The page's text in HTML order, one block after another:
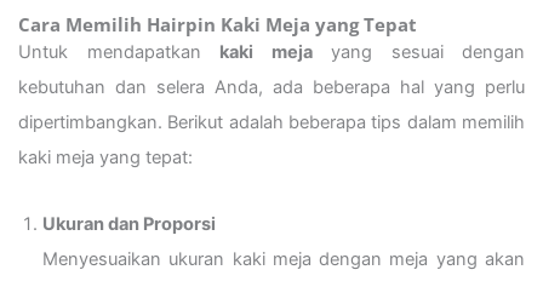
Cara Memilih Hairpin Kaki Meja yang Tepat
Untuk mendapatkan kaki mejayang sesuai dengan
kebutuhan dan selera Anda, ada beberapa hal yang perlu
dipertimbangkan. Berikut adalah beberapa tips dalam memilih
kaki meja yang tepat:
Ukuran dan Proporsi
Menyesuaikan ukuran kaki meja dengan meja yang akan